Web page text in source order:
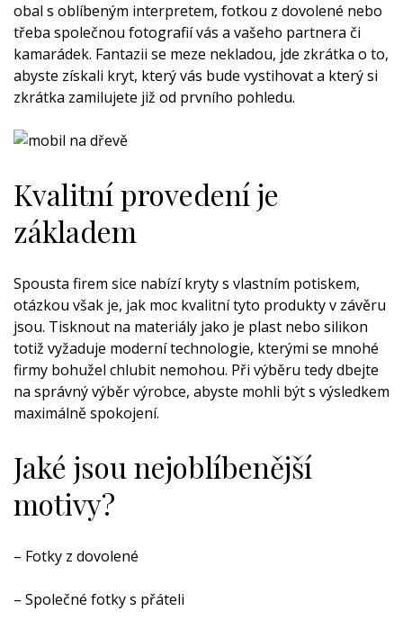
obal s oblíbeným interpretem, fotkou z dovolené nebo
třeba společnou fotografií vás a vašeho partnera či
kamarádek. Fantazii se meze nekladou, jde zkrátka o to,
abyste získali kryt, který vás bude vystihovat a který si
zkrátka zamilujete již od prvního pohledu.
Kvalitní provedení je
základem
Spousta firem sice nabízí kryty s vlastním potiskem,
otázkou však je, jak moc kvalitní tyto produkty v závěru
jsou. Tisknout na materiály jako je plast nebo silikon
totiž vyžaduje moderní technologie, kterými se mnohé
firmy bohužel chlubit nemohou. Při výběru tedy dbejte
na správný výběr výrobce, abyste mohli být s výsledkem
maximálně spokojení.
Jaké jsou nejoblíbenější
motivy?
– Fotky z dovolené
– Společné fotky s přáteli